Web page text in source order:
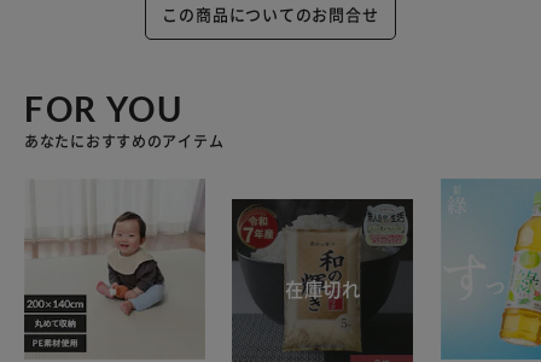
この商品についてのお問合せ
FOR YOU
あなたにおすすめのアイテム